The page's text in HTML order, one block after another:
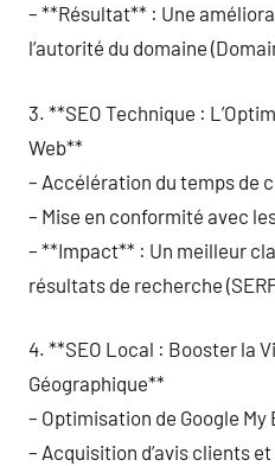
– **Résultat** : Une
l’autorité du domaine
3. **SEO Technique :
Web**
– Accélération du temps de
– Mise en conformité avec
– **Impact** : Un meilleur
résultats de recherche
4. **SEO Local : Booster la
Géographique**
– Optimisation de Google My
– Acquisition d’avis clients